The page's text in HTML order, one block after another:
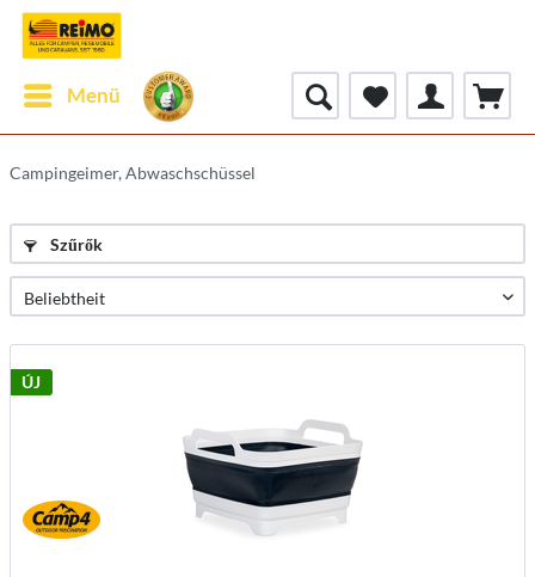
Menü
Campingeimer, Abwaschschüssel
Szűrők
ÚJ